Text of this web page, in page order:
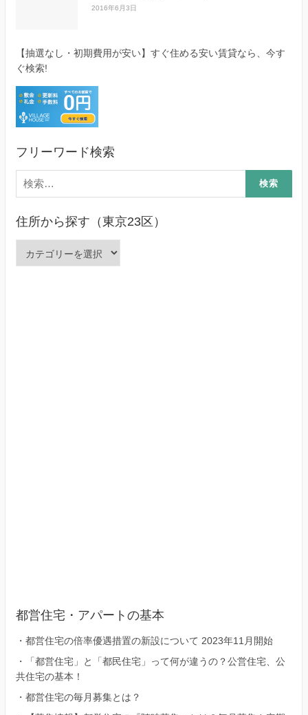
2016年6月3日
【抽選なし・初期費用が安い】すぐ住める安い賃貸なら、今す
ぐ検索!
フリーワード検索
検
索:
住所から探す（東京23区）
都営住宅・アパートの基本
・ 都営住宅の倍率優遇措置の新設について 2023年11月開始
・
「都営住宅」と「都民住宅」って何が違うの？公営住宅、公
共住宅の基本！
・ 都営住宅の毎月募集とは？